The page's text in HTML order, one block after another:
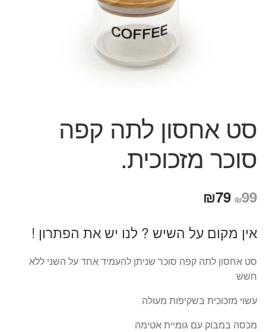
מתנות לחנוכת בית
תשלום
סט אחסון לתה קפה
סוכר מזכוכית.
₪99 המחיר
היה:
₪99.
₪79
הוא:
₪79.
אין מקום על השיש ? לנו יש את הפתרון !
סט אחסון לתה קפה סוכר שניתן להעמיד אחד על השני ללא
חשש
עשוי מזכוכית בשקיפות מעולה
מכסה במבוק עם גומיית אטימה